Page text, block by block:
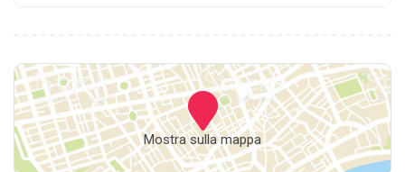
Mostra sulla mappa